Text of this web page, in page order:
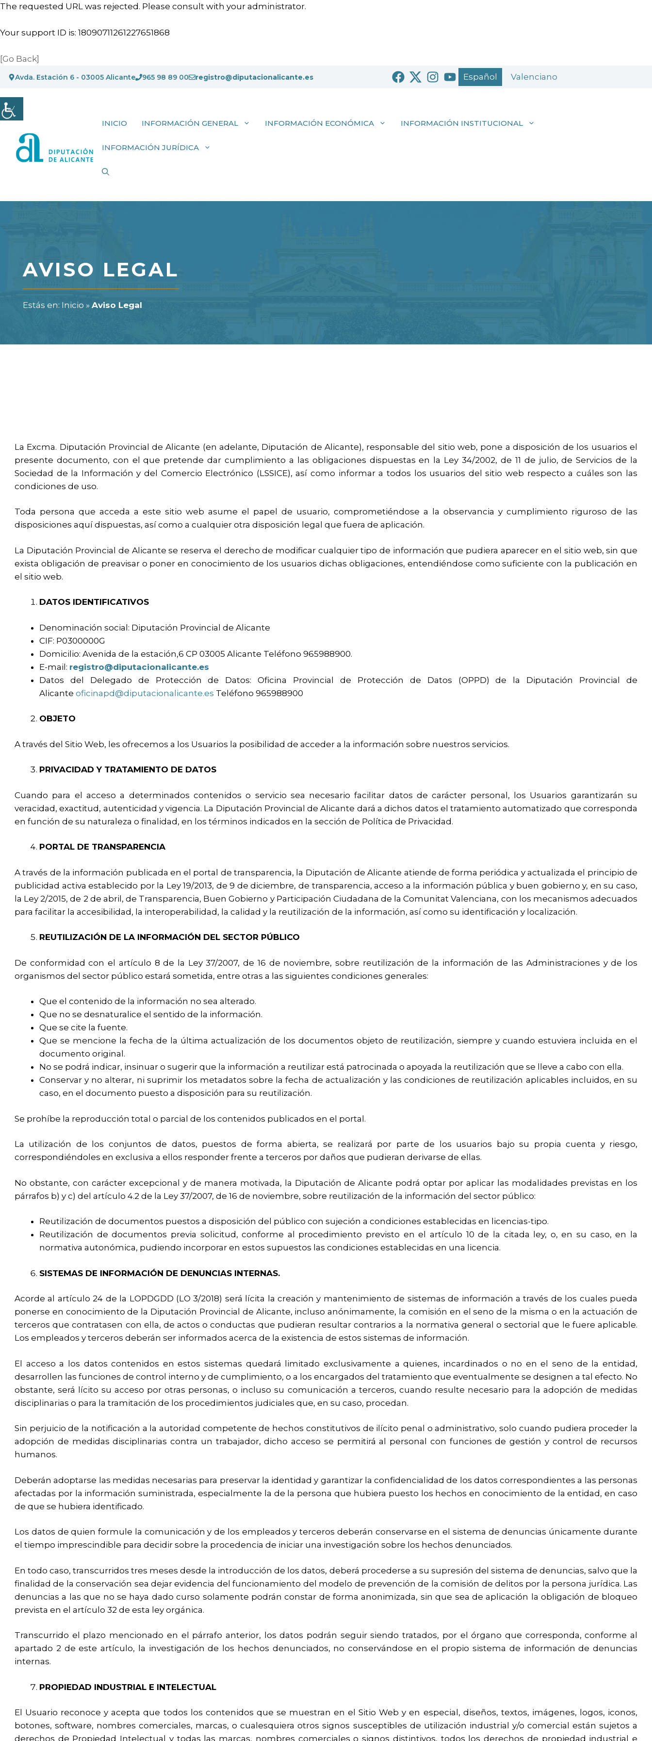
The requested URL was rejected. Please consult with your administrator.
Your support ID is: 18090711261227651868
[Go Back]
Saltar
contenido
Avda. Estación 6 - 03005 Alicante 965 98 89 00 registro@diputacionalicante.es Español Valenciano
INICIO INFORMACIÓN GENERAL INFORMACIÓN ECONÓMICA INFORMACIÓN INSTITUCIONAL
INFORMACIÓN JURÍDICA
AVISO LEGAL
Estás en: Inicio » Aviso Legal
La Excma. Diputación Provincial de Alicante (en adelante, Diputación de Alicante), responsable del sitio web, pone a disposición de los usuarios el
presente documento, con el que pretende dar cumplimiento a las obligaciones dispuestas en la Ley 34/2002, de 11 de julio, de Servicios de la
Sociedad de la Información y del Comercio Electrónico (LSSICE), así como informar a todos los usuarios del sitio web respecto a cuáles son las
condiciones de uso.
Toda persona que acceda a este sitio web asume el papel de usuario, comprometiéndose a la observancia y cumplimiento riguroso de las
disposiciones aquí dispuestas, así como a cualquier otra disposición legal que fuera de aplicación.
La Diputación Provincial de Alicante se reserva el derecho de modificar cualquier tipo de información que pudiera aparecer en el sitio web, sin que
exista obligación de preavisar o poner en conocimiento de los usuarios dichas obligaciones, entendiéndose como suficiente con la publicación en
el sitio web.
DATOS IDENTIFICATIVOS
Denominación social: Diputación Provincial de Alicante
CIF: P0300000G
Domicilio: Avenida de la estación,6 CP 03005 Alicante Teléfono 965988900.
E-mail: registro@diputacionalicante.es
Datos del Delegado de Protección de Datos: Oficina Provincial de Protección de Datos (OPPD) de la Diputación Provincial de
Alicante oficinapd@diputacionalicante.es Teléfono 965988900
OBJETO
A través del Sitio Web, les ofrecemos a los Usuarios la posibilidad de acceder a la información sobre nuestros servicios.
PRIVACIDAD Y TRATAMIENTO DE DATOS
Cuando para el acceso a determinados contenidos o servicio sea necesario facilitar datos de carácter personal, los Usuarios garantizarán su
veracidad, exactitud, autenticidad y vigencia. La Diputación Provincial de Alicante dará a dichos datos el tratamiento automatizado que corresponda
en función de su naturaleza o finalidad, en los términos indicados en la sección de Política de Privacidad.
PORTAL DE TRANSPARENCIA
A través de la información publicada en el portal de transparencia, la Diputación de Alicante atiende de forma periódica y actualizada el principio de
publicidad activa establecido por la Ley 19/2013, de 9 de diciembre, de transparencia, acceso a la información pública y buen gobierno y, en su caso,
la Ley 2/2015, de 2 de abril, de Transparencia, Buen Gobierno y Participación Ciudadana de la Comunitat Valenciana, con los mecanismos adecuados
para facilitar la accesibilidad, la interoperabilidad, la calidad y la reutilización de la información, así como su identificación y localización.
REUTILIZACIÓN DE LA INFORMACIÓN DEL SECTOR PÚBLICO
De conformidad con el artículo 8 de la Ley 37/2007, de 16 de noviembre, sobre reutilización de la información de las Administraciones y de los
organismos del sector público estará sometida, entre otras a las siguientes condiciones generales:
Que el contenido de la información no sea alterado.
Que no se desnaturalice el sentido de la información.
Que se cite la fuente.
Que se mencione la fecha de la última actualización de los documentos objeto de reutilización, siempre y cuando estuviera incluida en el
documento original.
No se podrá indicar, insinuar o sugerir que la información a reutilizar está patrocinada o apoyada la reutilización que se lleve a cabo con ella.
Conservar y no alterar, ni suprimir los metadatos sobre la fecha de actualización y las condiciones de reutilización aplicables incluidos, en su
caso, en el documento puesto a disposición para su reutilización.
Se prohíbe la reproducción total o parcial de los contenidos publicados en el portal.
La utilización de los conjuntos de datos, puestos de forma abierta, se realizará por parte de los usuarios bajo su propia cuenta y riesgo,
correspondiéndoles en exclusiva a ellos responder frente a terceros por daños que pudieran derivarse de ellas.
No obstante, con carácter excepcional y de manera motivada, la Diputación de Alicante podrá optar por aplicar las modalidades previstas en los
párrafos b) y c) del artículo 4.2 de la Ley 37/2007, de 16 de noviembre, sobre reutilización de la información del sector público:
Reutilización de documentos puestos a disposición del público con sujeción a condiciones establecidas en licencias-tipo.
Reutilización de documentos previa solicitud, conforme al procedimiento previsto en el artículo 10 de la citada ley, o, en su caso, en la
normativa autonómica, pudiendo incorporar en estos supuestos las condiciones establecidas en una licencia.
SISTEMAS DE INFORMACIÓN DE DENUNCIAS INTERNAS.
Acorde al artículo 24 de la LOPDGDD (LO 3/2018) será lícita la creación y mantenimiento de sistemas de información a través de los cuales pueda
ponerse en conocimiento de la Diputación Provincial de Alicante, incluso anónimamente, la comisión en el seno de la misma o en la actuación de
terceros que contratasen con ella, de actos o conductas que pudieran resultar contrarios a la normativa general o sectorial que le fuere aplicable.
Los empleados y terceros deberán ser informados acerca de la existencia de estos sistemas de información.
El acceso a los datos contenidos en estos sistemas quedará limitado exclusivamente a quienes, incardinados o no en el seno de la entidad,
desarrollen las funciones de control interno y de cumplimiento, o a los encargados del tratamiento que eventualmente se designen a tal efecto. No
obstante, será lícito su acceso por otras personas, o incluso su comunicación a terceros, cuando resulte necesario para la adopción de medidas
disciplinarias o para la tramitación de los procedimientos judiciales que, en su caso, procedan.
Sin perjuicio de la notificación a la autoridad competente de hechos constitutivos de ilícito penal o administrativo, solo cuando pudiera proceder la
adopción de medidas disciplinarias contra un trabajador, dicho acceso se permitirá al personal con funciones de gestión y control de recursos
humanos.
Deberán adoptarse las medidas necesarias para preservar la identidad y garantizar la confidencialidad de los datos correspondientes a las personas
afectadas por la información suministrada, especialmente la de la persona que hubiera puesto los hechos en conocimiento de la entidad, en caso
de que se hubiera identificado.
Los datos de quien formule la comunicación y de los empleados y terceros deberán conservarse en el sistema de denuncias únicamente durante
el tiempo imprescindible para decidir sobre la procedencia de iniciar una investigación sobre los hechos denunciados.
En todo caso, transcurridos tres meses desde la introducción de los datos, deberá procederse a su supresión del sistema de denuncias, salvo que la
finalidad de la conservación sea dejar evidencia del funcionamiento del modelo de prevención de la comisión de delitos por la persona jurídica. Las
denuncias a las que no se haya dado curso solamente podrán constar de forma anonimizada, sin que sea de aplicación la obligación de bloqueo
prevista en el artículo 32 de esta ley orgánica.
Transcurrido el plazo mencionado en el párrafo anterior, los datos podrán seguir siendo tratados, por el órgano que corresponda, conforme al
apartado 2 de este artículo, la investigación de los hechos denunciados, no conservándose en el propio sistema de información de denuncias
internas.
PROPIEDAD INDUSTRIAL E INTELECTUAL
El Usuario reconoce y acepta que todos los contenidos que se muestran en el Sitio Web y en especial, diseños, textos, imágenes, logos, iconos,
botones, software, nombres comerciales, marcas, o cualesquiera otros signos susceptibles de utilización industrial y/o comercial están sujetos a
derechos de Propiedad Intelectual y todas las marcas, nombres comerciales o signos distintivos, todos los derechos de propiedad industrial e